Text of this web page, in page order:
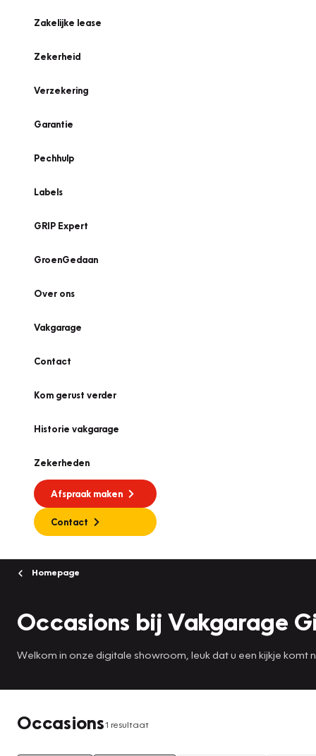
Zakelijke lease
Zekerheid
Verzekering
Garantie
Pechhulp
Labels
GRIP Expert
GroenGedaan
Over ons
Vakgarage
Contact
Kom gerust verder
Historie vakgarage
Zekerheden
Afspraak maken
Contact
Homepage
Occasions bij Vakgarage
Welkom in onze digitale showroom, leuk dat u een kijkje komt
Occasions1 resultaat